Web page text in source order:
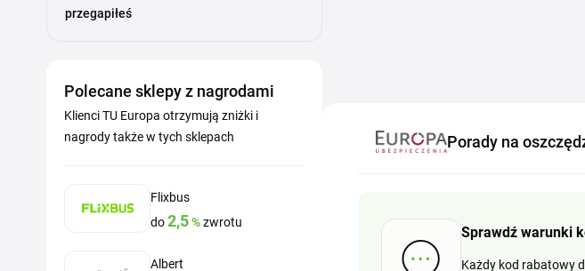
przegapiłeś
Polecane sklepy z nagrodami
Klienci TU Europa otrzymują zniżki i
nagrody także w tych sklepach
Flixbus
do2,5%zwrotu
Albert
Porady na
Sprawdź warunki
Każdy kod rabatowy